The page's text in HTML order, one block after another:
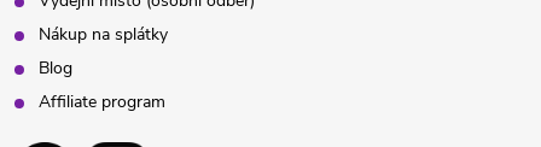
Nákup na splátky
Blog
Affiliate program